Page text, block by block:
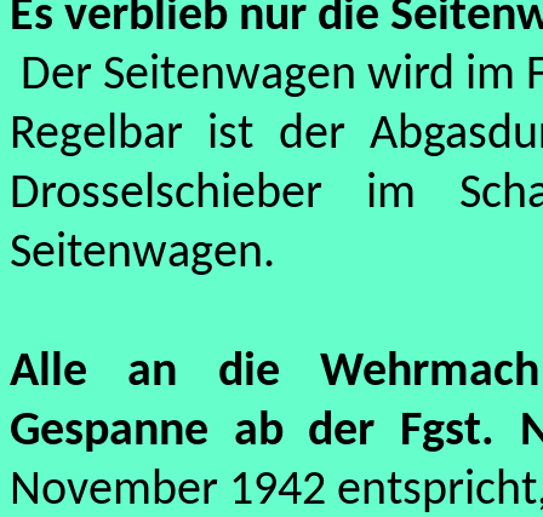
Es verblieb nur die
Der Seitenwagen wird im
Regelbar ist der
Drosselschieber im
Seitenwagen.
Alle an die
Gespanne ab der Fgst.
November 1942